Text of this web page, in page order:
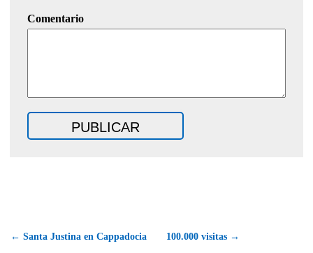
Comentario
← Santa Justina en Cappadocia 100.000 visitas →